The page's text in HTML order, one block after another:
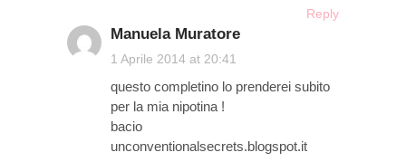
Reply
Manuela Muratore
1 Aprile 2014 at 20:41
questo completino lo prenderei subito
per la mia nipotina !
bacio
unconventionalsecrets.blogspot.it